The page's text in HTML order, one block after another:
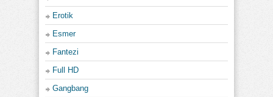
Erotik
Esmer
Fantezi
Full HD
Gangbang